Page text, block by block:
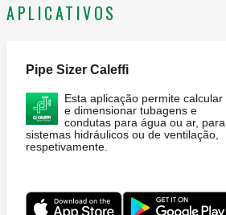
APLICATIVOS
Pipe Sizer Caleffi
Esta aplicação permite calcular
e dimensionar tubagens e
condutas para água ou ar, para
sistemas hidráulicos ou de ventilação,
respetivamente.